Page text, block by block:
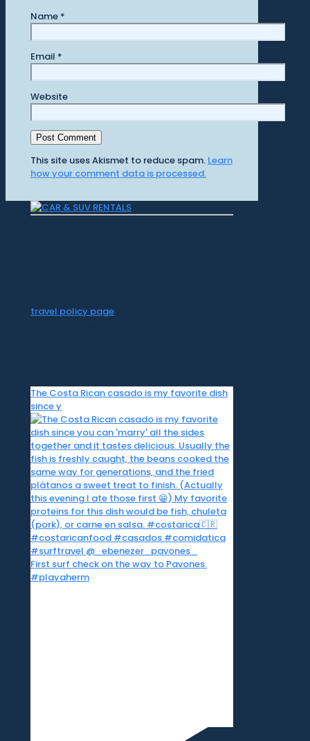
Name *
Email *
Website
This site uses Akismet to reduce spam. Learn
how your comment data is processed.
travel policy pagefor all information on our
The Costa Rican casado is my favorite dish
since y
First surf check on the way to Pavones.
#playaherm